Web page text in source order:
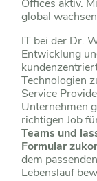
Offices aktiv.
global
IT bei der Dr.
Entwicklung
Technologien
Service
Unternehmen
richtigen Job
Teams und
Formular
dem
Lebenslauf